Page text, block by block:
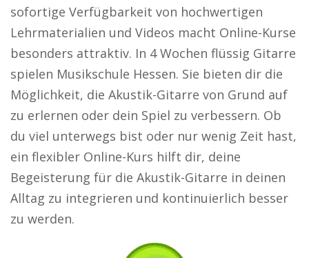
sofortige Verfügbarkeit von hochwertigen
Lehrmaterialien und Videos macht Online-Kurse
besonders attraktiv. In 4 Wochen flüssig Gitarre
spielen Musikschule Hessen. Sie bieten dir die
Möglichkeit, die Akustik-Gitarre von Grund auf
zu erlernen oder dein Spiel zu verbessern. Ob
du viel unterwegs bist oder nur wenig Zeit hast,
ein flexibler Online-Kurs hilft dir, deine
Begeisterung für die Akustik-Gitarre in deinen
Alltag zu integrieren und kontinuierlich besser
zu werden.